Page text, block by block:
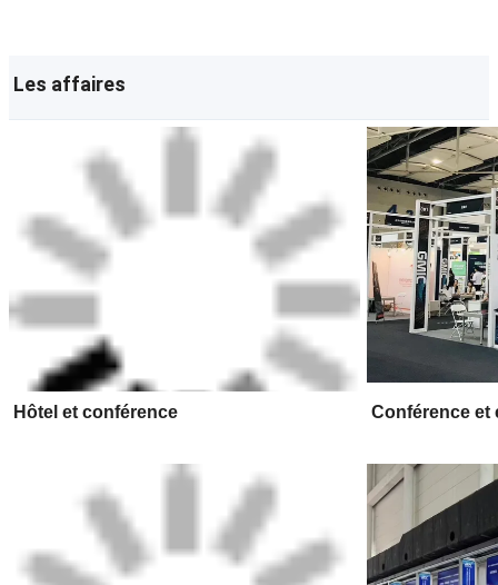
Les affaires
Hôtel et conférence Conférence et